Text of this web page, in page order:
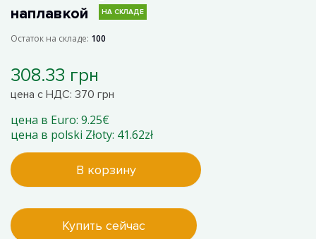
наплавкой
НА СКЛАДЕ
Остаток на складе: 100
308.33 грн
цена с НДС: 370 грн
цена в Euro: 9.25€
цена в polski Złoty: 41.62zł
В корзину
Купить сейчас